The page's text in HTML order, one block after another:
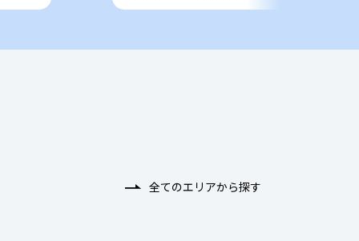
全てのエリアから探す